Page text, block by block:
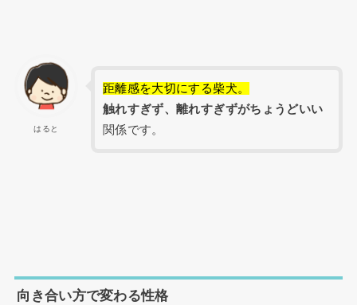
はると
距離感を大切にする柴犬。
触れすぎず、離れすぎずがちょうどいい
関係です。
向き合い方で変わる性格